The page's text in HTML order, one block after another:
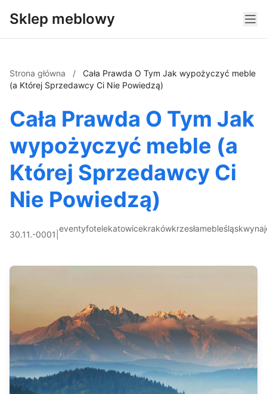
Sklep meblowy
Strona główna /
Cała Prawda O Tym Jak wypożyczyć meble
(a Której Sprzedawcy Ci Nie Powiedzą)
Cała Prawda O Tym Jak
wypożyczyć meble (a
Której Sprzedawcy Ci
Nie Powiedzą)
30.11.-0001
eventyfotelekatowicekrakówkrzesłamebleśląsk